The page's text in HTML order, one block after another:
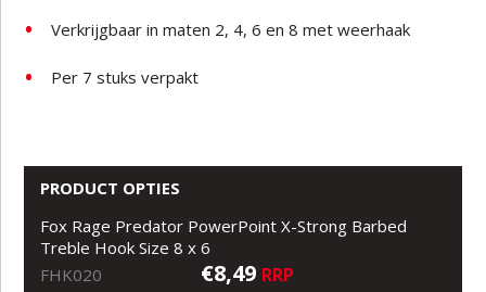
Verkrijgbaar in maten 2, 4, 6 en 8 met weerhaak
Per 7 stuks verpakt
PRODUCT OPTIES
Fox Rage Predator PowerPoint X-Strong Barbed
Treble Hook Size 8 x 6
FHK020
€8,49 RRP